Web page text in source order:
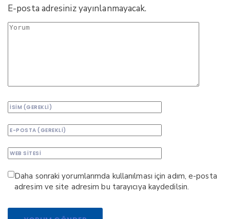
E-posta adresiniz yayınlanmayacak.
Daha sonraki yorumlarımda kullanılması için adım, e-posta
adresim ve site adresim bu tarayıcıya kaydedilsin.